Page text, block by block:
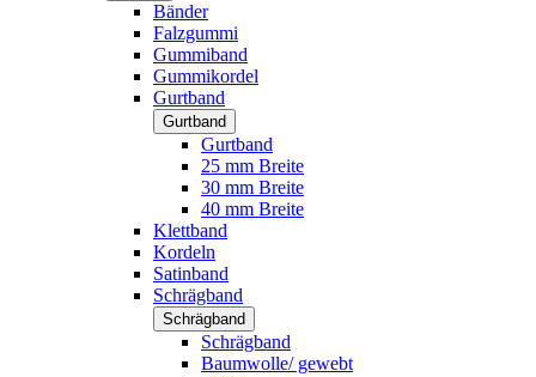
Bänder
Falzgummi
Gummiband
Gummikordel
Gurtband
Gurtband
Gurtband
25 mm Breite
30 mm Breite
40 mm Breite
Klettband
Kordeln
Satinband
Schrägband
Schrägband
Schrägband
Baumwolle/ gewebt